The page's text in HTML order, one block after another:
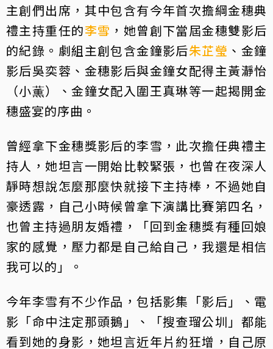
主創們出席，其中包含有今年首次擔綱金穗典
禮主持重任的李雪 ，她曾創下當屆金穗雙影后
的紀錄。劇組主創包含金鐘影后朱芷瑩 、金鐘
影后吳奕蓉、金穗影后與金鐘女配得主黃瀞怡
（小薫）、金鐘女配入圍王真琳等一起揭開金
穗盛宴的序曲。
曾經拿下金穗獎影后的李雪，此次擔任典禮主
持人，她坦言一開始比較緊張，也曾在夜深人
靜時想說怎麼那麼快就接下主持棒，不過她自
豪透露，自己小時候曾拿下演講比賽第四名，
也曾主持過朋友婚禮，「回到金穗獎有種回娘
家的感覺，壓力都是自己給自己，我還是相信
我可以的」。
今年李雪有不少作品，包括影集「影后」、電
影「命中注定那頭鵝」、「搜查瑠公圳」都能
看到她的身影，她坦言近年片約狂增，自己原